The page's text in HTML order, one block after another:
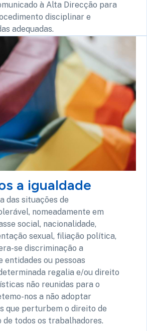
à Alta Direcção para
disciplinar e
adequadas.
a igualdade
das situações de
nomeadamente em
social, nacionalidade,
sexual, filiação política,
se discriminação a
entidades ou pessoas
regalia e/ou direito
não reunidas para o
nos a não adoptar
que perturbem o direito de
de todos os trabalhadores.